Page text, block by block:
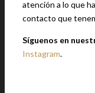
atención a lo que
contacto que
Síguenos en
Instagram.